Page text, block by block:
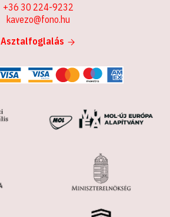
+36 30 224-9232
kavezo@fono.hu
Asztalfoglalás